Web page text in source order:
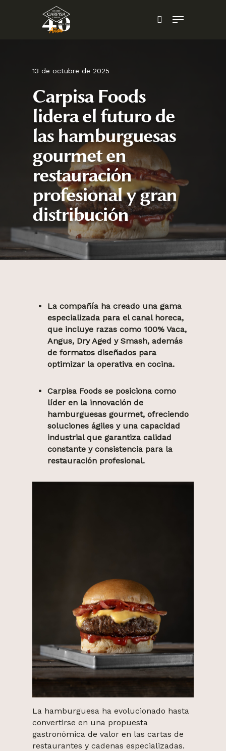
search
Menu
Carpisa Foods
lidera el futuro de
las hamburguesas
gourmet en
restauración
profesional y gran
distribución
13 de octubre de 2025
La compañía ha creado una gama
especializada para el canal horeca,
que incluye razas como 100% Vaca,
Angus, Dry Aged y Smash, además
de formatos diseñados para
optimizar la operativa en cocina.
Carpisa Foods se posiciona como
líder en la innovación de
hamburguesas gourmet, ofreciendo
soluciones ágiles y una capacidad
industrial que garantiza calidad
constante y consistencia para la
restauración profesional.
La hamburguesa ha evolucionado hasta
convertirse en una propuesta
gastronómica de valor en las cartas de
restaurantes y cadenas especializadas.